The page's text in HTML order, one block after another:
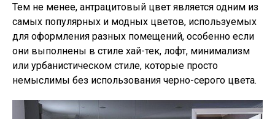
Тем не менее, антрацитовый цвет является одним из
самых популярных и модных цветов, используемых
для оформления разных помещений, особенно если
они выполнены в стиле хай-тек, лофт, минимализм
или урбанистическом стиле, которые просто
немыслимы без использования черно-серого цвета.